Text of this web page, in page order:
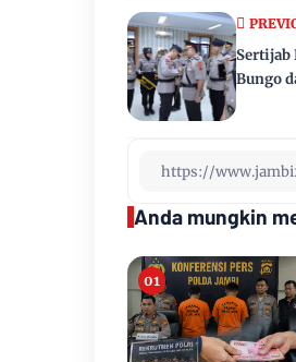
Sertijab
Bungo
Anda mungkin